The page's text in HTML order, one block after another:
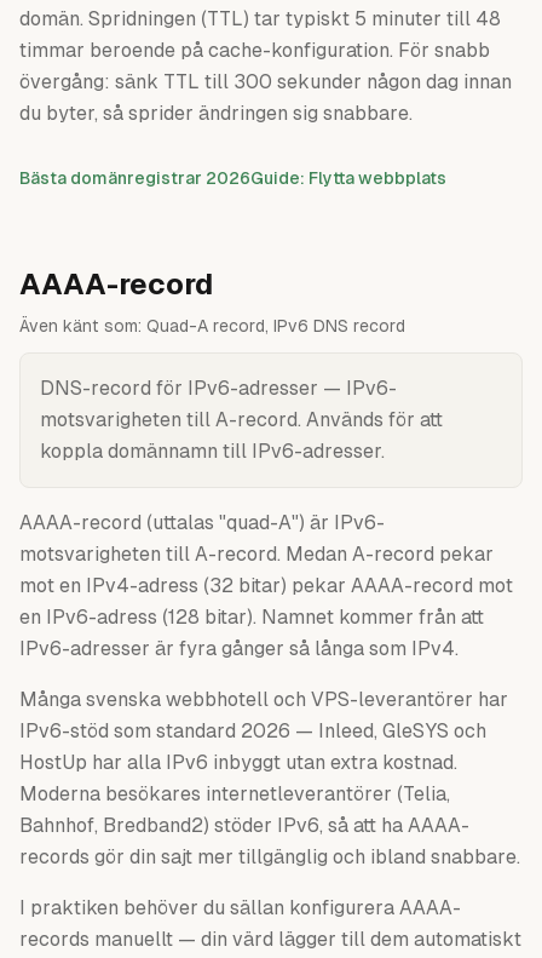
domän. Spridningen (TTL) tar typiskt 5 minuter till 48
timmar beroende på cache-konfiguration. För snabb
övergång: sänk TTL till 300 sekunder någon dag innan
du byter, så sprider ändringen sig snabbare.
Bästa domänregistrar 2026Guide: Flytta webbplats
AAAA-record
Även känt som: Quad-A record, IPv6 DNS record
DNS-record för IPv6-adresser — IPv6-
motsvarigheten till A-record. Används för att
koppla domännamn till IPv6-adresser.
AAAA-record (uttalas "quad-A") är IPv6-
motsvarigheten till A-record. Medan A-record pekar
mot en IPv4-adress (32 bitar) pekar AAAA-record mot
en IPv6-adress (128 bitar). Namnet kommer från att
IPv6-adresser är fyra gånger så långa som IPv4.
Många svenska webbhotell och VPS-leverantörer har
IPv6-stöd som standard 2026 — Inleed, GleSYS och
HostUp har alla IPv6 inbyggt utan extra kostnad.
Moderna besökares internetleverantörer (Telia,
Bahnhof, Bredband2) stöder IPv6, så att ha AAAA-
records gör din sajt mer tillgänglig och ibland snabbare.
I praktiken behöver du sällan konfigurera AAAA-
records manuellt — din värd lägger till dem automatiskt